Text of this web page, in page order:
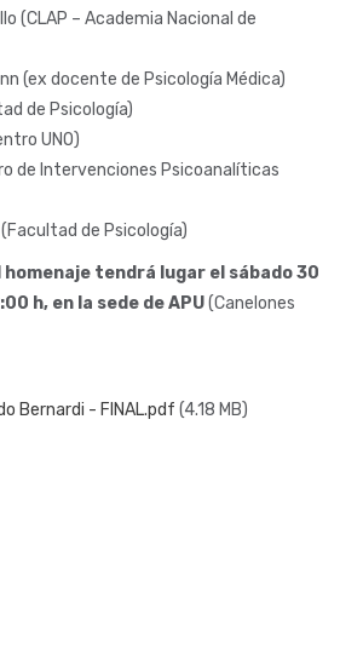
(CLAP – Academia Nacional de
(ex docente de Psicología Médica)
de Psicología)
UNO)
de Intervenciones Psicoanalíticas
de Psicología)
tendrá lugar el sábado 30
h, en la sede de APU(Canelones
Bernardi - FINAL.pdf (4.18 MB)